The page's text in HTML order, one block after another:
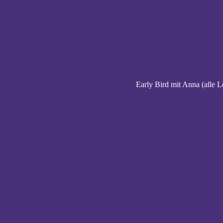
Early Bird mit Anna (alle